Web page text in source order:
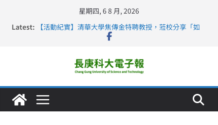
星期四, 6 8 月, 2026
Latest:
【活動紀實】清華大學焦傳金特聘教授，蒞校分享「如
長庚科大連四年穩居《遠見》醫學大學第5名 辦學實力再
深化永續醫療 長庚科大攜菲、印頂尖大學跨國合作
長庚科大護理系勇奪2026羅馬尼亞歐洲盃國際發明展雙
金牌暨雙特別獎 AI智慧照護與護理教育創新獲國際肯定